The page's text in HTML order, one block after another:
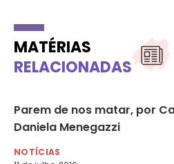
MATÉRIAS
RELACIONADAS
Parem de nos matar, por
Daniela Menegazzi
NOTÍCIAS